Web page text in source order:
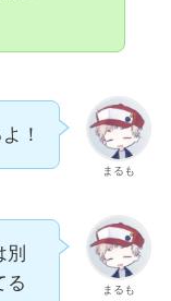
まるも
！
まるも
別
る